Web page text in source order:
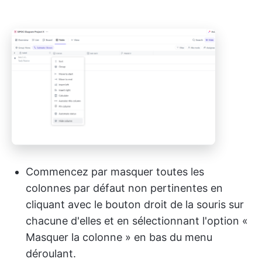
Commencez par masquer toutes les
colonnes par défaut non pertinentes en
cliquant avec le bouton droit de la souris sur
chacune d'elles et en sélectionnant l'option «
Masquer la colonne » en bas du menu
déroulant.